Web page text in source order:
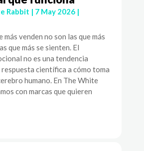
Rabbit | 7 May 2026|
más venden no son las que más
que más se sienten. El
no es una tendencia
respuesta científica a cómo toma
humano. En The White
con marcas que quieren